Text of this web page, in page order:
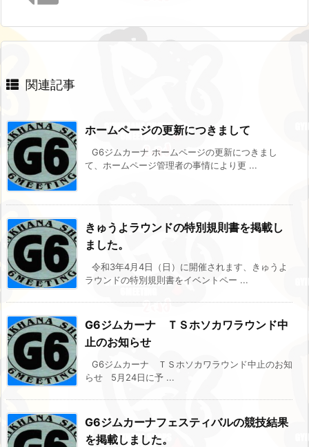
関連記事
ホームページの更新につきまして
G6ジムカーナ ホームページの更新につきまし
て、ホームページ管理者の事情により更 ...
きゅうよラウンドの特別規則書を掲載し
ました。
令和3年4月4日（日）に開催されます、きゅうよ
ラウンドの特別規則書をイベントペー ...
G6ジムカーナ ＴＳホソカワラウンド中
止のお知らせ
G6ジムカーナ ＴＳホソカワラウンド中止のお知
らせ 5月24日に予 ...
G6ジムカーナフェスティバルの競技結果
を掲載しました。